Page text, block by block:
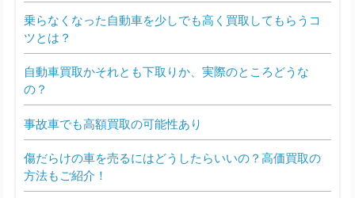
乗らなくなった自動車を少しでも高く買取してもらうコ
ツとは？
自動車買取かそれとも下取りか、実際のところどうな
の？
事故車でも高額買取の可能性あり
傷だらけの車を売るにはどうしたらいいの？高価買取の
方法もご紹介！